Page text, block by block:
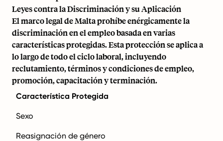
Leyes contra la Discriminación y su Aplicación
El marco legal de Malta prohíbe enérgicamente la
discriminación en el empleo basada en varias
características protegidas. Esta protección se aplica a
lo largo de todo el ciclo laboral, incluyendo
reclutamiento, términos y condiciones de empleo,
promoción, capacitación y terminación.
Característica Protegida
Sexo
Reasignación de género